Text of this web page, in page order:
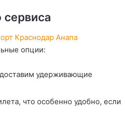
Краснодар Анапа
опции:
удерживающие
что особенно удобно, если